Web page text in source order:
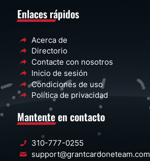
Enlaces rápidos
Acerca de
Directorio
Contacte con nosotros
Inicio de sesión
Condiciones de uso
Política de privacidad
Mantente en contacto
310-777-0255
support@grantcardoneteam.com